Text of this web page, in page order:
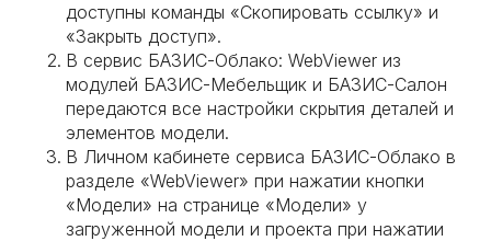
доступны команды «Скопировать ссылку» и
«Закрыть доступ».
В сервис БАЗИС-Облако: WebViewer из
модулей БАЗИС-Мебельщик и БАЗИС-Салон
передаются все настройки скрытия деталей и
элементов модели.
В Личном кабинете сервиса БАЗИС-Облако в
разделе «WebViewer» при нажатии кнопки
«Модели» на странице «Модели» у
загруженной модели и проекта при нажатии